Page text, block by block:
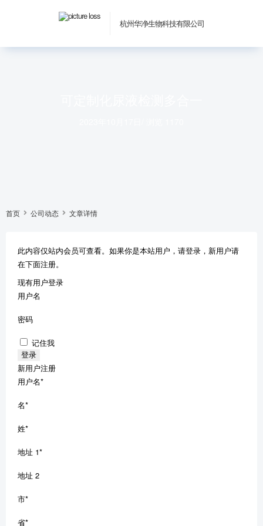
杭州华净生物科技有限公司
首页 公司动态 文章详情
此内容仅站内会员可查看。如果你是本站用户，请登录，新用户请
在下面注册。
现有用户登录
用户名
密码
记住我
新用户注册
用户名*
名*
姓*
地址 1*
地址 2
市*
省*